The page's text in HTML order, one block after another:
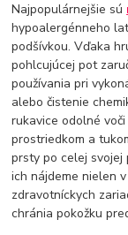
Najpopulárnejšie sú
hypoalergénneho
podšívkou. Vďaka
pohlcujúcej pot
používania pri
alebo čistenie
rukavice odolné
prostriedkom a
prsty po celej svojej
ich nájdeme nielen
zdravotníckych
chránia pokožku